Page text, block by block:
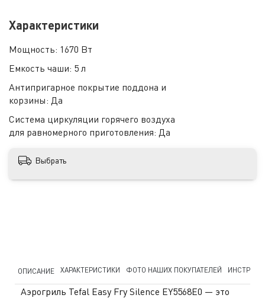
Характеристики
Мощность: 1670 Вт
Емкость чаши: 5 л
Антипригарное покрытие поддона и
корзины: Да
Система циркуляции горячего воздуха
для равномерного приготовления: Да
Выбрать
ОПИСАНИЕ ХАРАКТЕРИСТИКИ ФОТО НАШИХ ПОКУПАТЕЛЕЙ
Аэрогриль Tefal Easy Fry Silence EY5568E0 — это